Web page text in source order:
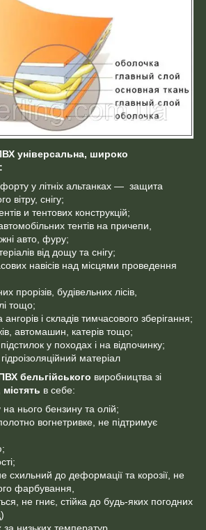
універсальна, широко
у літніх альтанках — защита
вітру, снігу;
и тентових конструкцій;
тентів на причепи,
авто, фуру;
від дощу та снігу;
навісів над місцями проведення
прорізів, будівельних лісів,
тощо;
і складів тимчасового зберігання;
автомашин, катерів тощо;
у походах і на відпочинку;
матеріал
бельгійського виробництва зі
містять в себе:
на нього бензину та олій;
вогнетривке, не підтримує
схильний до деформації та корозії, не
фарбування,
не гниє, стійка до будь-яких погодних